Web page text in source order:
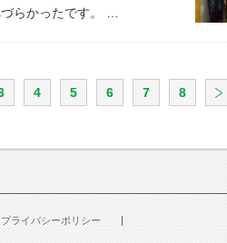
らかったです。
4 5 6 7 8
プライバシーポリシー